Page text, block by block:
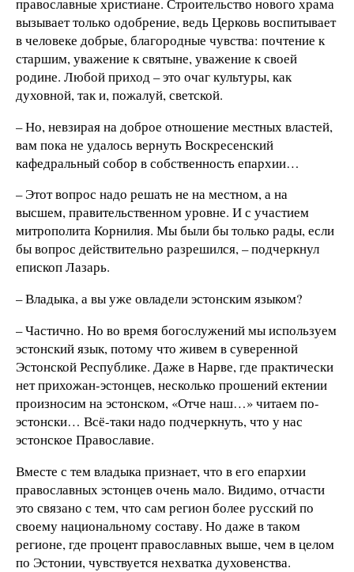
вызывает только одобрение, ведь Церковь воспитывает
в человеке добрые, благородные чувства: почтение к
старшим, уважение к святыне, уважение к своей
родине. Любой приход – это очаг культуры, как
духовной, так и, пожалуй, светской.
– Но, невзирая на доброе отношение местных властей,
вам пока не удалось вернуть Воскресенский
кафедральный собор в собственность епархии…
– Этот вопрос надо решать не на местном, а на
высшем, правительственном уровне. И с участием
митрополита Корнилия. Мы были бы только рады, если
бы вопрос действительно разрешился, – подчеркнул
епископ Лазарь.
– Владыка, а вы уже овладели эстонским языком?
– Частично. Но во время богослужений мы используем
эстонский язык, потому что живем в суверенной
Эстонской Республике. Даже в Нарве, где практически
нет прихожан-эстонцев, несколько прошений ектении
произносим на эстонском, «Отче наш…» читаем по-
эстонски… Всё-таки надо подчеркнуть, что у нас
эстонское Православие.
Вместе с тем владыка признает, что в его епархии
православных эстонцев очень мало. Видимо, отчасти
это связано с тем, что сам регион более русский по
своему национальному составу. Но даже в таком
регионе, где процент православных выше, чем в целом
по Эстонии, чувствуется нехватка духовенства.